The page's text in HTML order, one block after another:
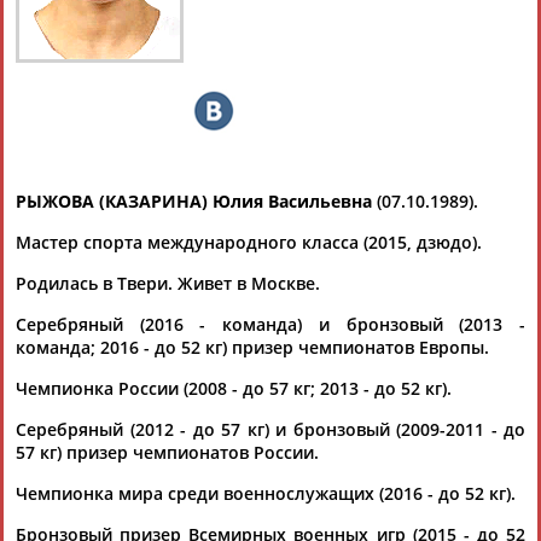
Ваш запрос: "Юлия Рыжова"
Документы 1-10 из 11 найденных уникальных документов
Дмитрий Морозов: В первый день у женщин будут
48, 52 и 57 кг
ЕвропыЮлия Рыжова
(вес до 52 кг) из-за. Остальные
девушки, что...
20.04.2017
Три российских дзюдоиста победили на этапе Большого
шлема в Тюмени
Юлия Рыжова(до 52 кг), Дарья Межецкая (до 57 кг), Дарья...
РЫЖОВА (КАЗАРИНА) Юлия Васильевна (07.10.1989).
Мастер спорта международного класса (2015, дзюдо).
Родилась в Твери. Живет в Москве.
Серебряный (2016 - команда) и бронзовый (2013 -
команда; 2016 - до 52 кг) призер чемпионатов Европы.
Чемпионка России (2008 - до 57 кг; 2013 - до 52 кг).
Серебряный (2012 - до 57 кг) и бронзовый (2009-2011 - до
57 кг) призер чемпионатов России.
Чемпионка мира среди военнослужащих (2016 - до 52 кг).
Бронзовый призер Всемирных военных игр (2015 - до 52